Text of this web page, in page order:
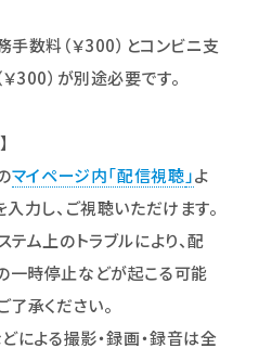
数料（￥300）とコンビニ支
300）が別途必要です。
マイページ内「配信視聴」よ
力し、ご視聴いただけます。
ム上のトラブルにより、配
一時停止などが起こる可能
承ください。
による撮影・録画・録音は全